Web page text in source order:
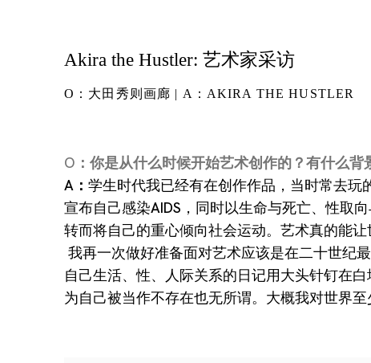
Akira the Hustler: 艺术家采访
O：大田秀则画廊 | A：AKIRA THE HUSTLER
O：你是从什么时候开始艺术创作的？有什么背
A： 学生时代我已经有在创作作品，当时常去玩
宣布自己感染AIDS，同时以生命与死亡、性取
转而将自己的重心倾向社会运动。艺术真的能
我再一次做好准备面对艺术应该是在二十世纪
自己生活、性、人际关系的日记用大头针钉在
为自己被当作不存在也无所谓。大概我对世界至